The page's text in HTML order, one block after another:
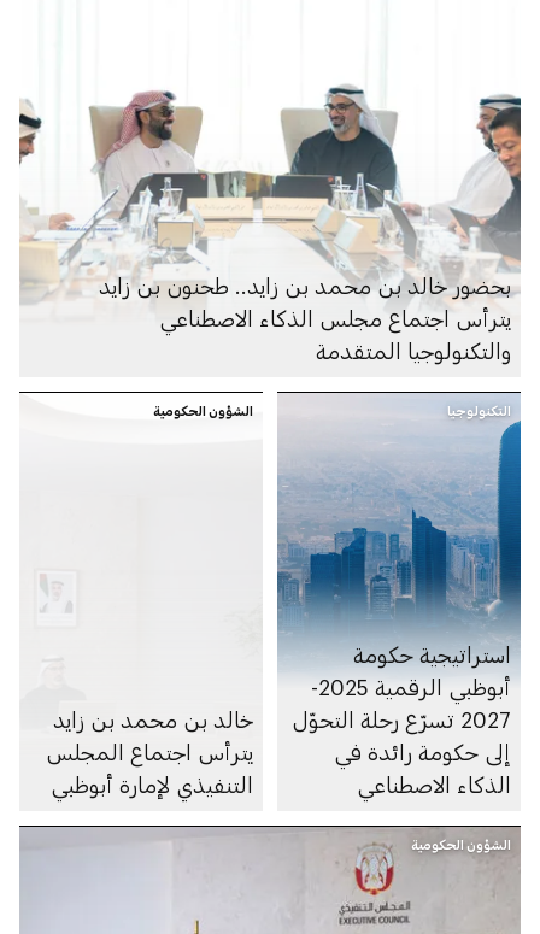
بحضور خالد بن محمد بن زايد.. طحنون بن زايد
يترأس اجتماع مجلس الذكاء الاصطناعي
والتكنولوجيا المتقدمة
التكنولوجيا
استراتيجية حكومة
أبوظبي الرقمية 2025-
2027 تسرّع رحلة التحوّل
إلى حكومة رائدة في
الذكاء الاصطناعي
الشؤون الحكومية
خالد بن محمد بن زايد
يترأس اجتماع المجلس
التنفيذي لإمارة أبوظبي
الشؤون الحكومية